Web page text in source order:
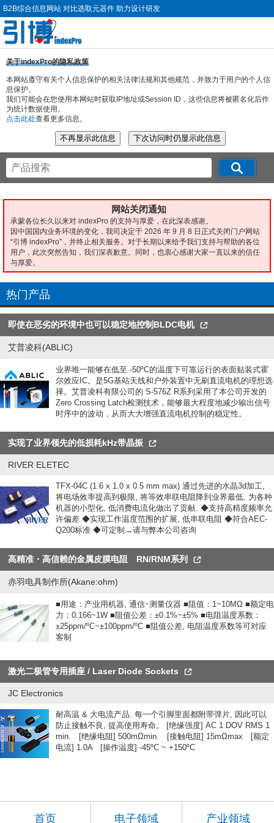
B2B综合信息网站 对比选取元器件 助力设计研发
关于indexPro的隐私政策
本网站遵守有关个人信息保护的相关法律法规和其他规范，并致力于用户的个人信
息保护。
我们可能会在您使用本网站时获取IP地址或Session ID，这些信息将被匿名化后作
为统计数据使用。
点击此处查看更多信息。
网站关闭通知
承蒙各位长久以来对 indexPro 的支持与厚爱，在此深表感谢。
因中国国内业务环境的变化，我司决定于 2026 年 9 月 8 日正式关闭门户网站
“引博 indexPro”，并终止相关服务。对于长期以来给予我们支持与帮助的各位
用户，此次突然告知，我们深表歉意。同时，也衷心感谢大家一直以来的信任
与厚爱。
热门产品
即使在恶劣的环境中也可以稳定地控制BLDC电机
艾普凌科(ABLIC)
业界唯一能够在低至 -50ºC的温度下可靠运行的表面贴装式霍
尔效应IC。是5G基站天线和户外装置中无刷直流电机的理想选
择。艾普凌科有限公司的 S-576Z R系列采用了本公司开发的
Zero Crossing Latch检测技术，能够最大程度地减少输出信号
时序中的波动，从而大大增强直流电机控制的稳定性。
实现了业界领先的低损耗kHz带晶振
RIVER ELETEC
TFX-04C (1.6 x 1.0 x 0.5 mm max) 通过先进的水晶3d加工,
将电场效率提高到极限, 将等效串联电阻降到业界最低. 为各种
机器的小型化, 低消费电流化做出了贡献. ◆支持高精度频率允
许偏差 ◆实现工作温度范围的扩展, 低串联电阻 ◆符合AEC-
Q200标准 ◆可定制→请与弊本公司咨询
高精准・高信赖的金属皮膜电阻 RN/RNM系列
赤羽电具制作所(Akane:ohm)
■用途：产业用机器, 通信･测量仪器 ■阻值：1~10MΩ ■额定电
力：0.166~1W ■阻值公差：±0.1%~±5% ■电阻温度系数：
±25ppm/ºC~±100ppm/ºC ■阻值公差, 电阻温度系数等可对应
客制
激光二极管专用插座 / Laser Diode Sockets
JC Electronics
耐高温 & 大电流产品. 每一个引脚里面都附带弹片, 因此可以
防止接触不良, 提高使用寿命。 [绝缘强度] AC 1 DOV RMS 1
min. [绝缘电阻] 500mΩmin. [接触电阻] 15mΩmax [额定
电流] 1.0A [操作温度] -45ºC ~ +150ºC
首页 电子领域 产业领域